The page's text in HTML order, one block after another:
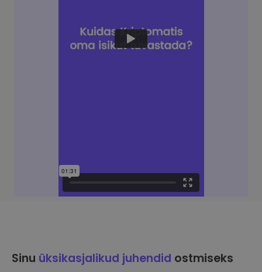
Sinu üksikasjalikud juhendid ostmiseks